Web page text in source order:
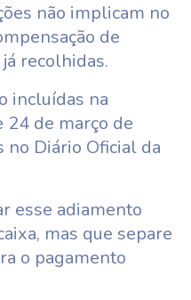
não implicam no
de
recolhidas.
incluídas na
24 de março de
no Diário Oficial da
esse adiamento
mas que separe
o pagamento